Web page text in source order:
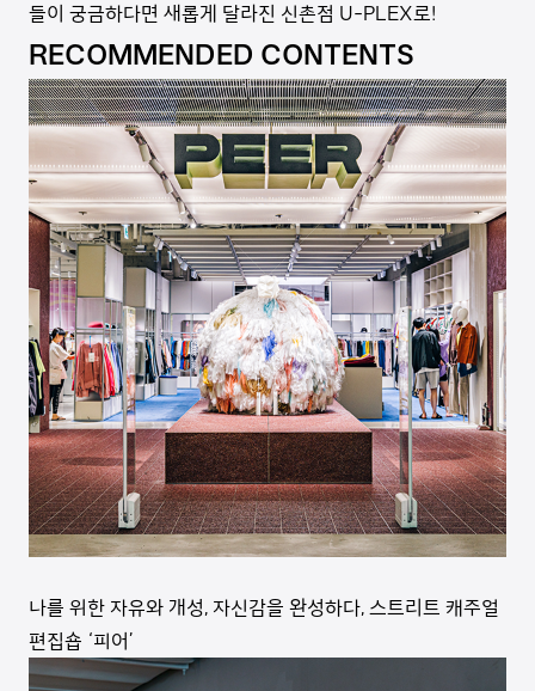
들이 궁금하다면 새롭게 달라진 신촌점 U-PLEX로!
RECOMMENDED CONTENTS
나를 위한 자유와 개성, 자신감을 완성하다, 스트리트 캐주얼
편집숍 ‘피어’